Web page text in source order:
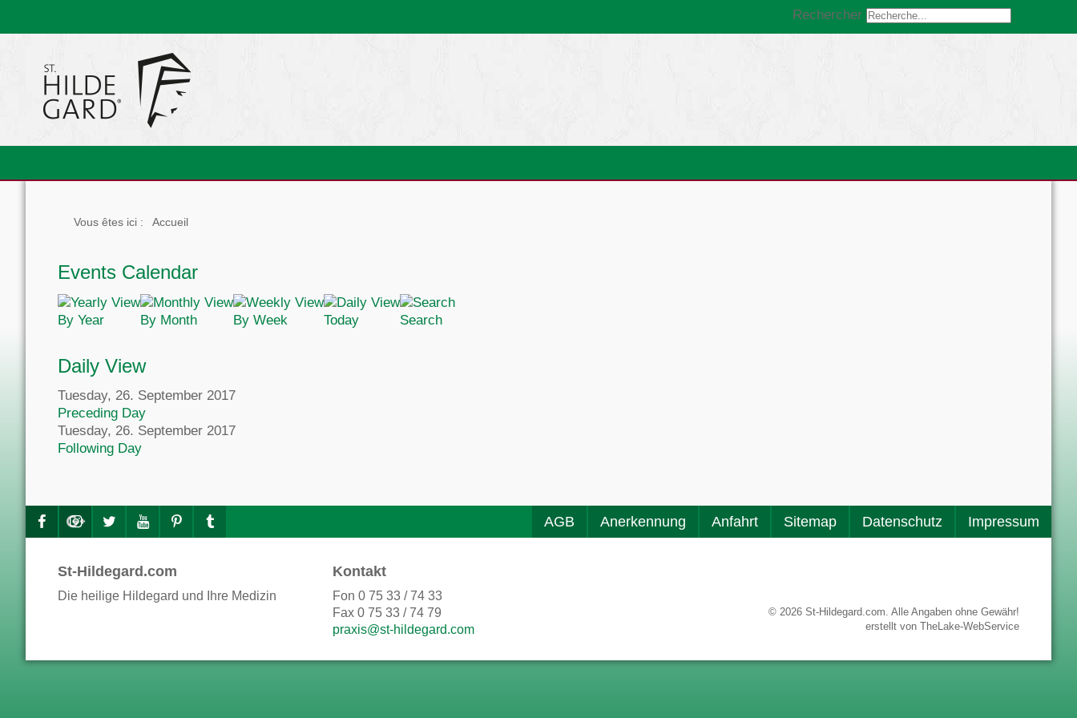
Rechercher
Vous êtes ici : Accueil
Events Calendar
By Year By Month By Week Today Search
Daily View
Tuesday, 26. September 2017
Preceding Day
Tuesday, 26. September 2017
Following Day
AGB Anerkennung Anfahrt Sitemap Datenschutz Impressum
St-Hildegard.com
Die heilige Hildegard und Ihre Medizin
Kontakt
Fon 0 75 33 / 74 33
Fax 0 75 33 / 74 79
praxis@st-hildegard.com
© 2026 St-Hildegard.com. Alle Angaben ohne Gewähr!
erstellt von TheLake-WebService